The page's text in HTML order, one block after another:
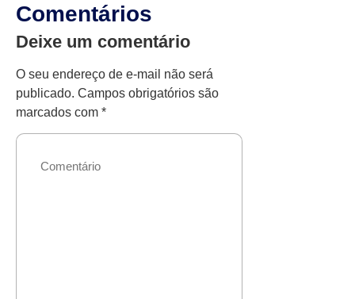
Comentários
Deixe um comentário
O seu endereço de e-mail não será
publicado. Campos obrigatórios são
marcados com *